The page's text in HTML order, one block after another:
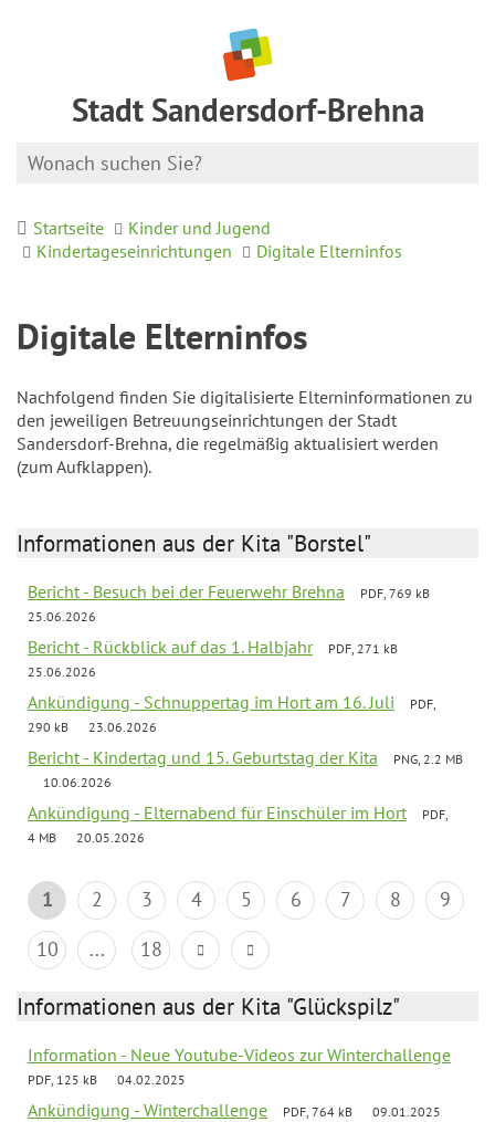
Stadt Sandersdorf-Brehna
Startseite
Kinder und Jugend
Kindertageseinrichtungen
Digitale Elterninfos
Digitale Elterninfos
Nachfolgend finden Sie digitalisierte Elterninformationen zu
den jeweiligen Betreuungseinrichtungen der Stadt
Sandersdorf-Brehna, die regelmäßig aktualisiert werden
(zum Aufklappen).
Informationen aus der Kita "Borstel"
Bericht - Besuch bei der Feuerwehr Brehna
PDF, 769 kB
25.06.2026
Bericht - Rückblick auf das 1. Halbjahr
PDF, 271 kB
25.06.2026
Ankündigung - Schnuppertag im Hort am 16. Juli
PDF,
290 kB
23.06.2026
Bericht - Kindertag und 15. Geburtstag der Kita
PNG, 2.2 MB
10.06.2026
Ankündigung - Elternabend für Einschüler im Hort
PDF,
4 MB
20.05.2026
1 2 3 4 5 6 7 8
9
10
... 18
Informationen aus der Kita "Glückspilz"
Information - Neue Youtube-Videos zur Winterchallenge
PDF, 125 kB 04.02.2025
Ankündigung - Winterchallenge PDF, 764 kB 09.01.2025